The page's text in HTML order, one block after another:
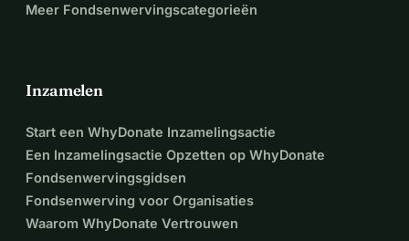
Meer Fondsenwervingscategorieën
Inzamelen
Start een WhyDonate Inzamelingsactie
Een Inzamelingsactie Opzetten op WhyDonate
Fondsenwervingsgidsen
Fondsenwerving voor Organisaties
Waarom WhyDonate Vertrouwen